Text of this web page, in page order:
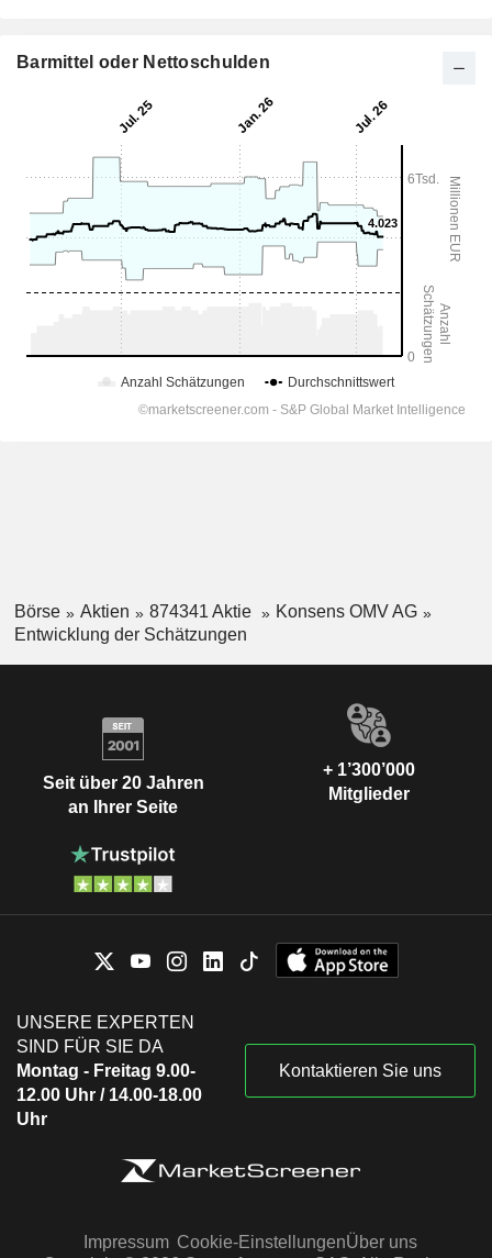
Barmittel oder Nettoschulden
Börse Aktien 874341 Aktie
Konsens OMV AG
Entwicklung der Schätzungen
Seit über 20 Jahren
an Ihrer Seite
+ 1’300’000
Mitglieder
UNSERE EXPERTEN
SIND FÜR SIE DA
Montag - Freitag 9.00-
12.00 Uhr / 14.00-18.00
Uhr
Kontaktieren Sie uns
Impressum Cookie-EinstellungenÜber uns